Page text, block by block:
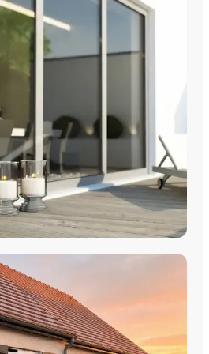
Aluminium
Fenêtres Multimatériaux
aluminium, bois et
par les équipes Plein Jour Habitat.
VITRÉES
et portes-fenêtres
les équipes Plein Jour Habitat.